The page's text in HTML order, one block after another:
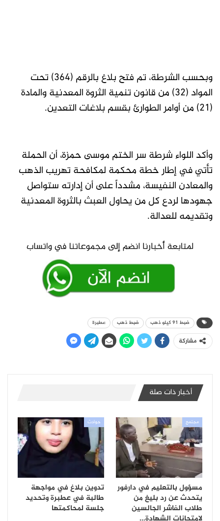
وبحسب الشرطة، تم فتح بلاغ بالرقم (364) تحت
المواد (32) من قانون تنمية الثروة المعدنية والمادة
(21) من أوامر الطوارئ بقسم بلاغات التعدين.
وأكد اللواء شرطة سر الختم موسى حمزة، أن الحملة
تأتي في إطار خطة محكمة لمكافحة تهريب الذهب
والمعادن النفيسة، مشدداً على أن إدارته ستواصل
جهودها لردع كل من يحاول العبث بالثروة المعدنية
وتقديمه للعدالة.
ضبط 91 كيلو ذهب ضبط ذهب عطبرة
مشاركة
أخبار ذات صلة
مجتمع
مسؤول بالتعليم في دارفور
يتحدث عن رد بليغ من
طلاب الفاشر الجالسين
حوادث
تدوين بلاغ في مواجهة
طالبة في عطبرة وتحديد
جلسة لمحاكمتها